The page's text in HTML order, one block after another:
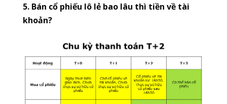
5. Bán cổ phiếu lô lẻ bao lâu thì tiền về tài
khoản?